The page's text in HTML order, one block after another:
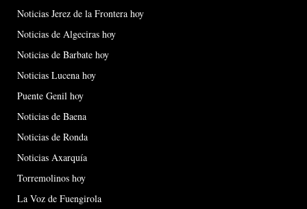
Noticias Jerez de la Frontera hoy
Noticias de Algeciras hoy
Noticias de Barbate hoy
Noticias Lucena hoy
Puente Genil hoy
Noticias de Baena
Noticias de Ronda
Noticias Axarquía
Torremolinos hoy
La Voz de Fuengirola